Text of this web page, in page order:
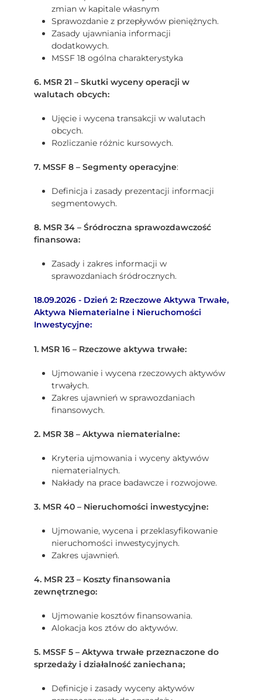
zmian w kapitale własnym
Sprawozdanie z przepływów pieniężnych.
Zasady ujawniania informacji
dodatkowych.
MSSF 18 ogólna charakterystyka
6. MSR 21 – Skutki wyceny operacji w
walutach obcych:
Ujęcie i wycena transakcji w walutach
obcych.
Rozliczanie różnic kursowych.
7. MSSF 8 – Segmenty operacyjne:
Definicja i zasady prezentacji informacji
segmentowych.
8. MSR 34 – Śródroczna sprawozdawczość
finansowa:
Zasady i zakres informacji w
sprawozdaniach śródrocznych.
18.09.2026 - Dzień 2: Rzeczowe Aktywa Trwałe,
Aktywa Niematerialne i Nieruchomości
Inwestycyjne:
1. MSR 16 – Rzeczowe aktywa trwałe:
Ujmowanie i wycena rzeczowych aktywów
trwałych.
Zakres ujawnień w sprawozdaniach
finansowych.
2. MSR 38 – Aktywa niematerialne:
Kryteria ujmowania i wyceny aktywów
niematerialnych.
Nakłady na prace badawcze i rozwojowe.
3. MSR 40 – Nieruchomości inwestycyjne:
Ujmowanie, wycena i przeklasyfikowanie
nieruchomości inwestycyjnych.
Zakres ujawnień.
4. MSR 23 – Koszty finansowania
zewnętrznego:
Ujmowanie kosztów finansowania.
Alokacja kos ztów do aktywów.
5. MSSF 5 – Aktywa trwałe przeznaczone do
sprzedaży i działalność zaniechana;
Definicje i zasady wyceny aktywów